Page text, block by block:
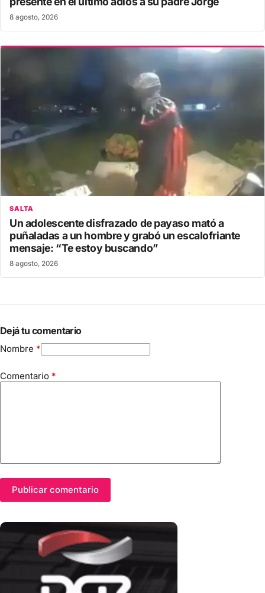
8 agosto, 2026
SALTA
Un adolescente disfrazado de payaso mató a
puñaladas a un hombre y grabó un escalofriante
mensaje: “Te estoy buscando”
8 agosto, 2026
Dejá tu comentario
Nombre *
Comentario *
Publicar comentario